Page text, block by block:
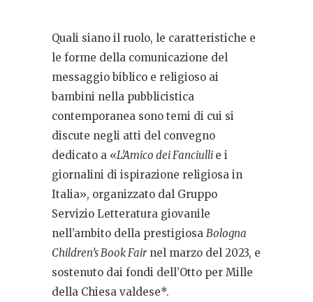
Quali siano il ruolo, le caratteristiche e
le forme della comunicazione del
messaggio biblico e religioso ai
bambini nella pubblicistica
contemporanea sono temi di cui si
discute negli atti del convegno
dedicato a «L’Amico dei Fanciulli e i
giornalini di ispirazione religiosa in
Italia», organizzato dal Gruppo
Servizio Letteratura giovanile
nell’ambito della prestigiosa Bologna
Children’s Book Fairnel marzo del 2023, e
sostenuto dai fondi dell’Otto per Mille
della Chiesa valdese*.